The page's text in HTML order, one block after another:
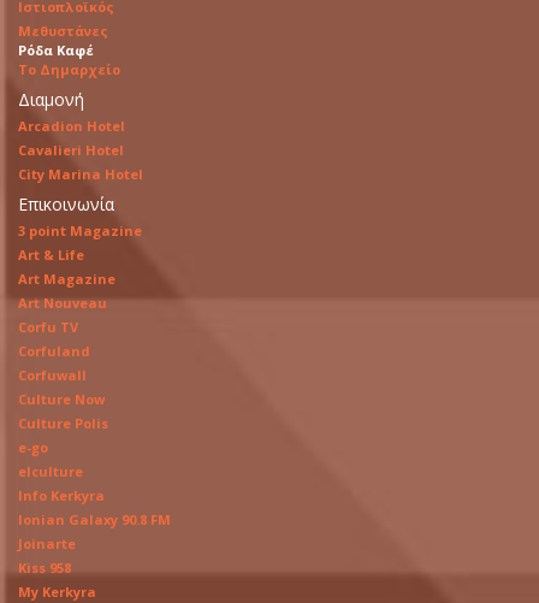
Ιστιοπλοϊκός
Μεθυστάνες
Ρόδα Καφέ
Το Δημαρχείο
Διαμονή
Arcadion Hotel
Cavalieri Hotel
City Marina Hotel
Επικοινωνία
3 point Magazine
Art & Life
Art Magazine
Art Nouveau
Corfu TV
Corfuland
Corfuwall
Culture Now
Culture Polis
e-go
elculture
Info Kerkyra
Ionian Galaxy 90.8 FM
Joinarte
Kiss 958
My Kerkyra